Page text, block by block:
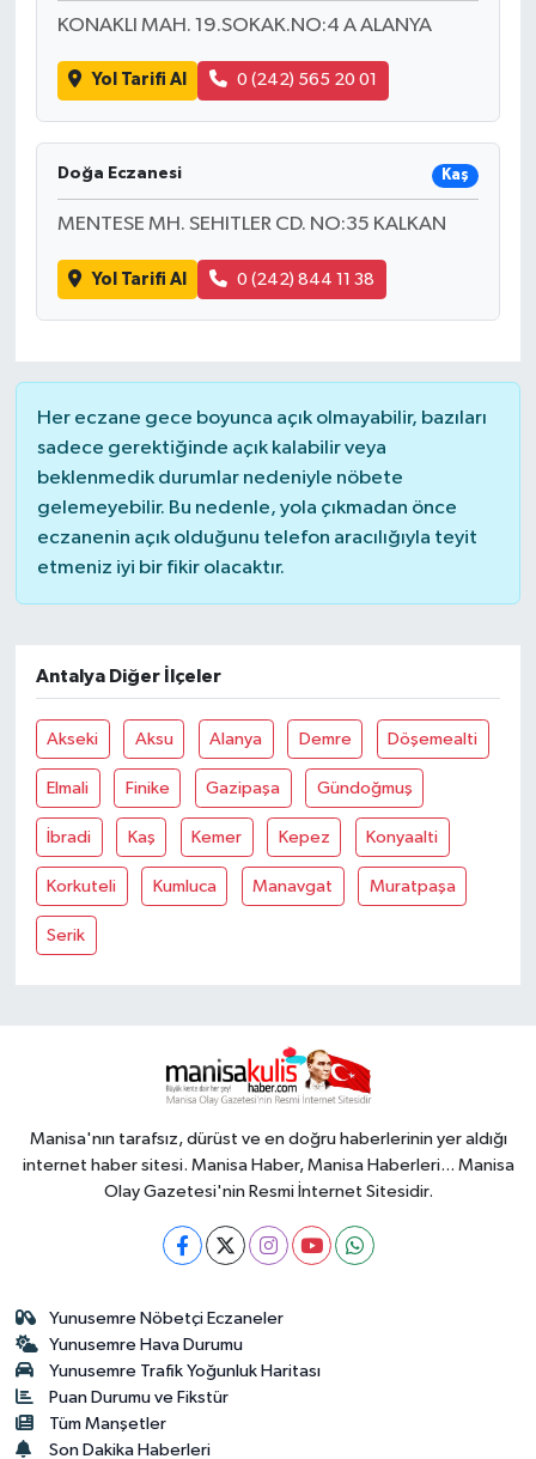
KONAKLI MAH. 19.SOKAK.NO:4 A ALANYA
Yol Tarifi Al 0 (242) 565 20 01
Doğa Eczanesi Kaş
MENTESE MH. SEHITLER CD. NO:35 KALKAN
Yol Tarifi Al 0 (242) 844 11 38
Her eczane gece boyunca açık olmayabilir, bazıları
sadece gerektiğinde açık kalabilir veya
beklenmedik durumlar nedeniyle nöbete
gelemeyebilir. Bu nedenle, yola çıkmadan önce
eczanenin açık olduğunu telefon aracılığıyla teyit
etmeniz iyi bir fikir olacaktır.
Antalya Diğer İlçeler
Akseki Aksu Alanya Demre Döşemealti
Elmali Finike Gazipaşa Gündoğmuş
İbradi Kaş Kemer Kepez Konyaalti
Korkuteli Kumluca Manavgat Muratpaşa
Serik
Manisa'nın tarafsız, dürüst ve en doğru haberlerinin yer aldığı
internet haber sitesi. Manisa Haber, Manisa Haberleri... Manisa
Olay Gazetesi'nin Resmi İnternet Sitesidir.
Yunusemre Nöbetçi Eczaneler
Yunusemre Hava Durumu
Yunusemre Trafik Yoğunluk Haritası
Puan Durumu ve Fikstür
Tüm Manşetler
Son Dakika Haberleri